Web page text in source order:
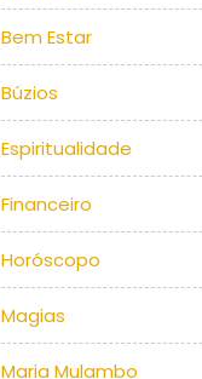
Bem Estar
Búzios
Espiritualidade
Financeiro
Horóscopo
Magias
Maria Mulambo